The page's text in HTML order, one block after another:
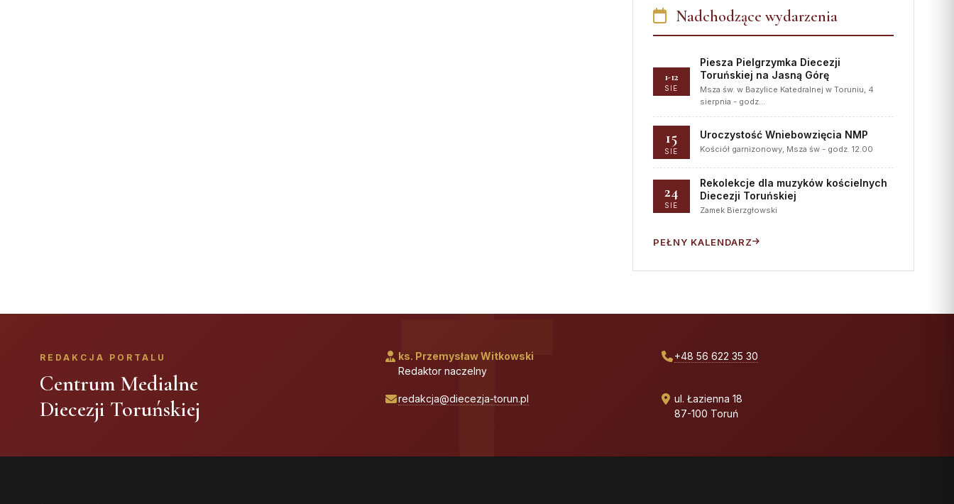
Nadchodzące wydarzenia
1-12
SIE
Piesza Pielgrzymka Diecezji
Toruńskiej na Jasną Górę
Msza św. w Bazylice Katedralnej w Toruniu, 4
sierpnia - godz…
15
SIE
Uroczystość Wniebowzięcia NMP
Kościół garnizonowy, Msza św - godz. 12.00
24
SIE
Rekolekcje dla muzyków kościelnych
Diecezji Toruńskiej
Zamek Bierzgłowski
PEŁNY KALENDARZ
REDAKCJA PORTALU
Centrum Medialne
Diecezji Toruńskiej
ks. Przemysław Witkowski
Redaktor naczelny
+48 56 622 35 30
redakcja@diecezja-torun.pl
ul. Łazienna 18
87-100 Toruń